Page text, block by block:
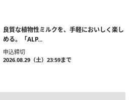
良質な植物性ミルクを、手軽においしく楽し
める。「ALP...
申込締切
2026.08.29（土）23:59まで